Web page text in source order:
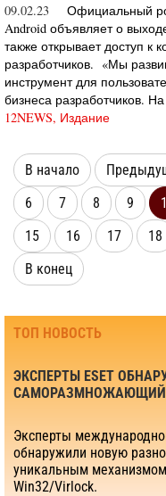
09.02.23
Официальный
Android объявляет о
также открывает доступ к
разработчиков. «Мы
инструмент для
бизнеса разработчиков.
12NEWS, Издание
В начало
6
7 8 9
15
16 17 18
В конец
ТОП НОВОСТЬ
ЭКСПЕРТЫ ESET
Эксперты
обнаружили новую
уникальным
Win32/Virlock.